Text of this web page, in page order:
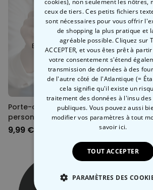
Bientôt disponible
Porte-clés rond
personnalisé avec votre
animal de compagnie
9,99 €
Housse
19,99 €
ceux de tiers. Ces petits fichiers
sont nécessaires pour vous offrir
de shopping la plus pratique et
agréable possible. Cliquez sur
ACCEPTER, et vous êtes prêt à
votre consentement s'étend
transmission de données à des
de l'autre côté de l'Atlantique (=
cela signifie qu'il existe un
traitement des données à l'insu
publiques. Vous pouvez aussi
modifier vos paramètres à tout
savoir ici.
TOUT ACCEPTER
PARAMÈTRES DES